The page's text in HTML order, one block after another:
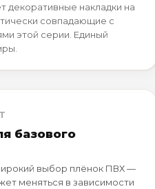
декоративные накладки на
совпадающие с
этой серии. Единый
базового
выбор плёнок ПВХ —
меняться в зависимости